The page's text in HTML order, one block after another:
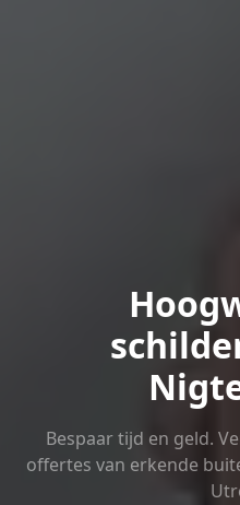
Bespaar tijd en geld.
offertes van erkende